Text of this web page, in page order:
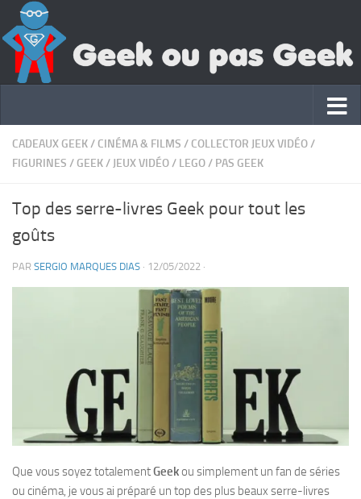
CADEAUX GEEK/ CINÉMA & FILMS / COLLECTOR JEUX VIDÉO/
FIGURINES / GEEK/ JEUX VIDÉO/ LEGO/ PAS GEEK
Top des serre-livres Geek pour tout les
goûts
PAR SERGIO MARQUES DIAS · 12/05/2022 ·
Que vous soyez totalementGeekou simplement un fan de séries
ou cinéma, je vous ai préparé un top des plus beaux serre-livres